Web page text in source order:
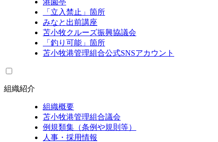
港園亭
「立入禁止」箇所
みなと出前講座
苫小牧クルーズ振興協議会
「釣り可能」箇所
苫小牧港管理組合公式SNSアカウント
組織紹介
組織概要
苫小牧港管理組合議会
例規類集（条例や規則等）
人事・採用情報